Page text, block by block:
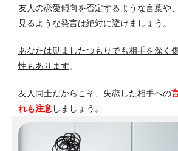
友人の恋愛傾向を否定するような言葉や
見るような発言は絶対に避けましょう。
あなたは励ましたつもりでも相手を深く
性もあります。
友人同士だからこそ、失恋した相手への
れも注意しましょう。